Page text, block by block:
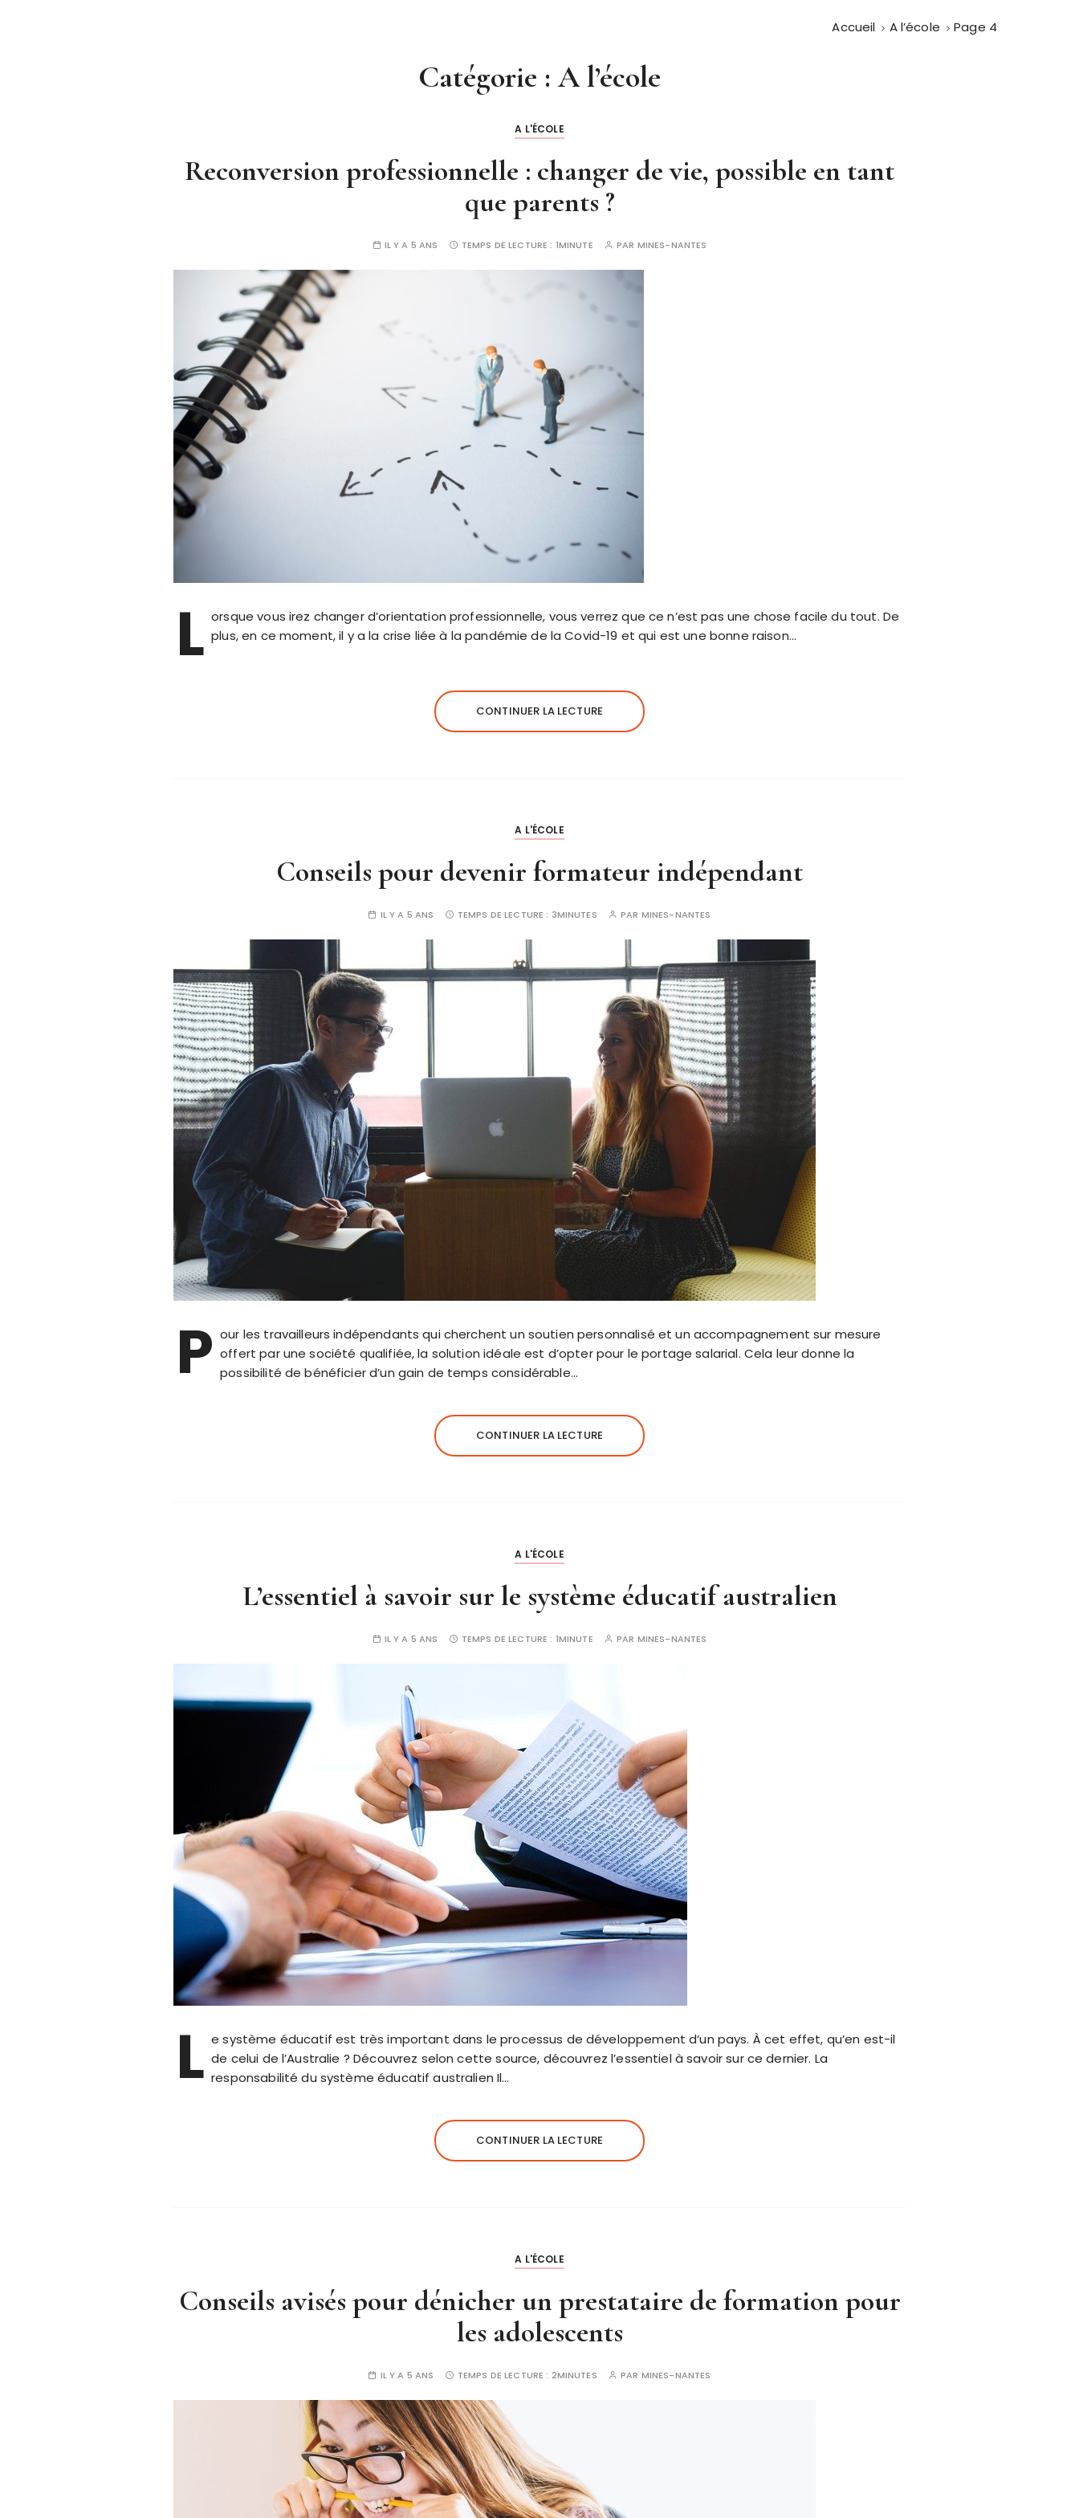
Accueil A l’école Page 4
Catégorie :A l’école
A L'ÉCOLE
Reconversion professionnelle : changer de vie, possible en tant
que parents ?
IL Y A 5 ANS TEMPS DE LECTURE : 1MINUTE PAR MINES-NANTES
L orsque vous irez changer d’orientation professionnelle, vous verrez que ce n’est pas une chose facile du tout. De
plus, en ce moment, il y a la crise liée à la pandémie de la Covid-19 et qui est une bonne raison…
CONTINUER LA LECTURE
A L'ÉCOLE
Conseils pour devenir formateur indépendant
IL Y A 5 ANS TEMPS DE LECTURE : 3MINUTES PAR MINES-NANTES
P our les travailleurs indépendants qui cherchent un soutien personnalisé et un accompagnement sur mesure
offert par une société qualifiée, la solution idéale est d’opter pour le portage salarial. Cela leur donne la
possibilité de bénéficier d’un gain de temps considérable…
CONTINUER LA LECTURE
A L'ÉCOLE
L’essentiel à savoir sur le système éducatif australien
IL Y A 5 ANS TEMPS DE LECTURE : 1MINUTE PAR MINES-NANTES
L e système éducatif est très important dans le processus de développement d’un pays. À cet effet, qu’en est-il
de celui de l’Australie ? Découvrez selon cette source, découvrez l’essentiel à savoir sur ce dernier. La
responsabilité du système éducatif australien Il…
CONTINUER LA LECTURE
A L'ÉCOLE
Conseils avisés pour dénicher un prestataire de formation pour
les adolescents
IL Y A 5 ANS TEMPS DE LECTURE : 2MINUTES PAR MINES-NANTES